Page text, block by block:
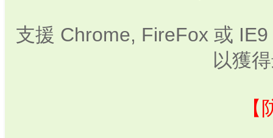
支援 Chrome, FireFox 或
以獲